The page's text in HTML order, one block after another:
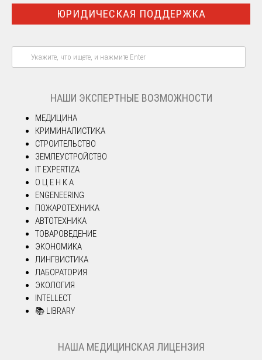
ЮРИДИЧЕСКАЯ ПОДДЕРЖКА
НАШИ ЭКСПЕРТНЫЕ ВОЗМОЖНОСТИ
МЕДИЦИНА
КРИМИНАЛИСТИКА
СТРОИТЕЛЬСТВО
ЗЕМЛЕУСТРОЙСТВО
IT EXPERTIZA
О Ц Е Н К А
ENGENEERING
ПОЖАРОТЕХНИКА
АВТОТЕХНИКА
ТОВАРОВЕДЕНИЕ
ЭКОНОМИКА
ЛИНГВИСТИКА
ЛАБОРАТОРИЯ
ЭКОЛОГИЯ
INTELLECT
📚 LIBRARY
НАША МЕДИЦИНСКАЯ ЛИЦЕНЗИЯ